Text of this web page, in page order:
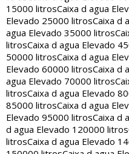
15000 litrosCaixa d agua
Elevado 25000 litrosCaixa d
agua Elevado 35000 litros
litrosCaixa d agua Elevado
50000 litrosCaixa d agua
Elevado 60000 litrosCaixa d
agua Elevado 70000 litros
litrosCaixa d agua Elevado
85000 litrosCaixa d agua
Elevado 95000 litrosCaixa d
d agua Elevado 120000 litros
litrosCaixa d agua Elevado